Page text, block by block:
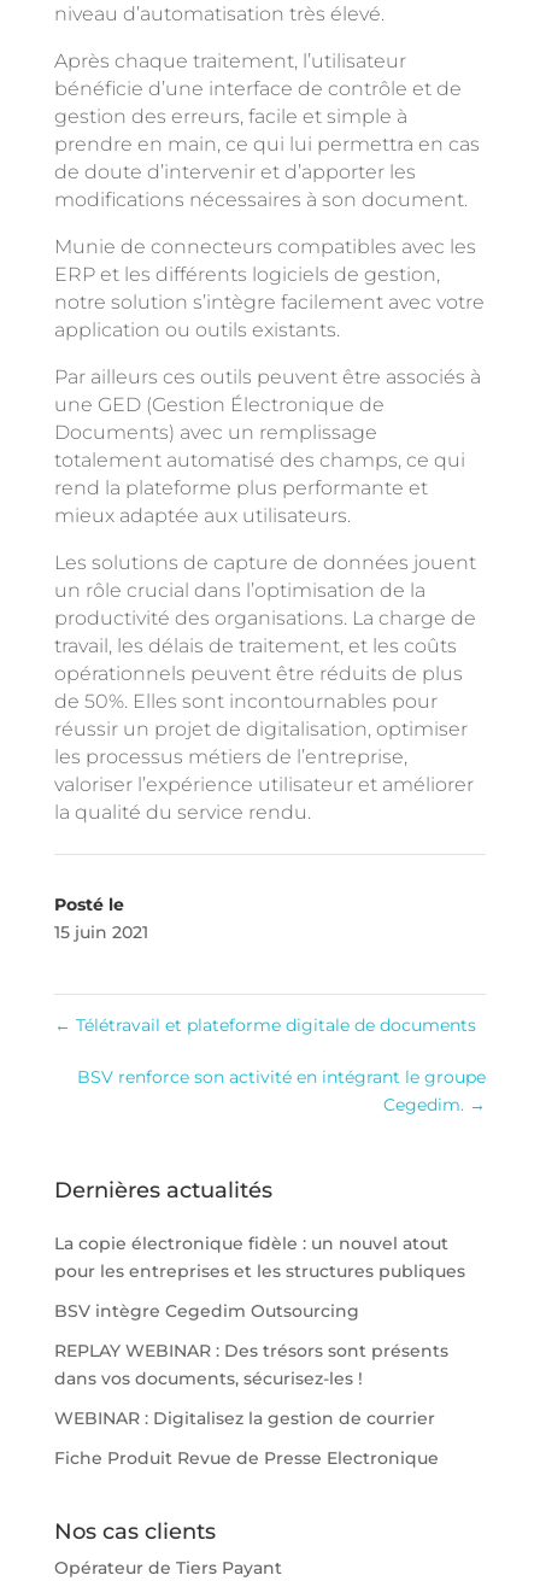
niveau d’automatisation très élevé.
Après chaque traitement, l’utilisateur
bénéficie d’une interface de contrôle et de
gestion des erreurs, facile et simple à
prendre en main, ce qui lui permettra en cas
de doute d’intervenir et d’apporter les
modifications nécessaires à son document.
Munie de connecteurs compatibles avec les
ERP et les différents logiciels de gestion,
notre solution s’intègre facilement avec votre
application ou outils existants.
Par ailleurs ces outils peuvent être associés à
une GED (Gestion Électronique de
Documents) avec un remplissage
totalement automatisé des champs, ce qui
rend la plateforme plus performante et
mieux adaptée aux utilisateurs.
Les solutions de capture de données jouent
un rôle crucial dans l’optimisation de la
productivité des organisations. La charge de
travail, les délais de traitement, et les coûts
opérationnels peuvent être réduits de plus
de 50%. Elles sont incontournables pour
réussir un projet de digitalisation, optimiser
les processus métiers de l’entreprise,
valoriser l’expérience utilisateur et améliorer
la qualité du service rendu.
Posté le
15 juin 2021
← Télétravail et plateforme digitale de documents
BSV renforce son activité en intégrant le groupe
Cegedim. →
Dernières actualités
La copie électronique fidèle : un nouvel atout
pour les entreprises et les structures publiques
BSV intègre Cegedim Outsourcing
REPLAY WEBINAR : Des trésors sont présents
dans vos documents, sécurisez-les !
WEBINAR : Digitalisez la gestion de courrier
Fiche Produit Revue de Presse Electronique
Nos cas clients
Opérateur de Tiers Payant